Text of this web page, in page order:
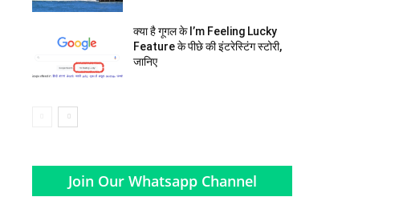
क्या है गूगल के I’m Feeling Lucky
Feature के पीछे की इंटरेस्टिंग स्टोरी,
जानिए
Join Our Whatsapp Channel